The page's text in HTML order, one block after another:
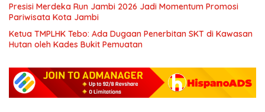
Presisi Merdeka Run Jambi 2026 Jadi Momentum Promosi
Pariwisata Kota Jambi
Ketua TMPLHK Tebo: Ada Dugaan Penerbitan SKT di Kawasan
Hutan oleh Kades Bukit Pemuatan